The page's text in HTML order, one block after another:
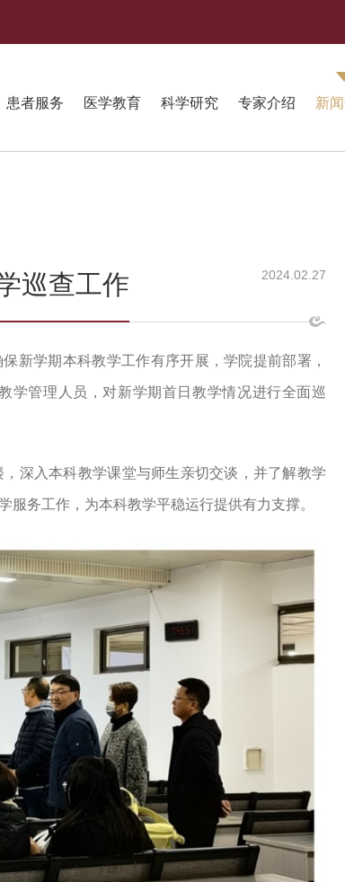
患者服务 医学教育 科学研究 专家介绍 新
巡查工作 2024.02.27
新学期本科教学工作有序开展，学院提前部署，
学管理人员，对新学期首日教学情况进行全面巡
深入本科教学课堂与师生亲切交谈，并了解教学
务工作，为本科教学平稳运行提供有力支撑。